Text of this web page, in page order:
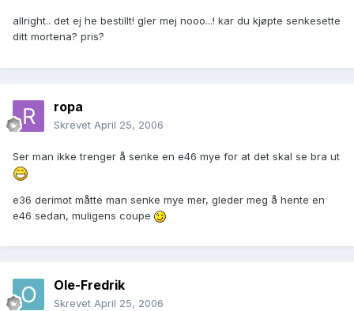
allright.. det ej he bestillt! gler mej nooo...! kar du kjøpte senkesette
ditt mortena? pris?
ropa
Skrevet April 25, 2006
Ser man ikke trenger å senke en e46 mye for at det skal se bra ut
e36 derimot måtte man senke mye mer, gleder meg å hente en
e46 sedan, muligens coupe
Ole-Fredrik
Skrevet April 25, 2006